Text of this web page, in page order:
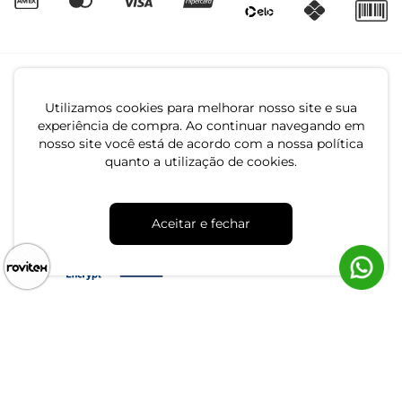
Utilizamos cookies para melhorar nosso site e sua
experiência de compra. Ao continuar navegando em
nosso site você está de acordo com a nossa política
quanto a utilização de cookies.
Aceitar e fechar
CNPJ: 79.233.672/0001-05
Av. Maria Marangoni, 391 - 89129-080 - Luiz Alves - SC